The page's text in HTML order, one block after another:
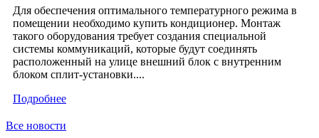
Для обеспечения оптимального температурного режима в
помещении необходимо купить кондиционер. Монтаж
такого оборудования требует создания специальной
системы коммуникаций, которые будут соединять
расположенный на улице внешний блок с внутренним
блоком сплит-установки....
Подробнее
Все новости